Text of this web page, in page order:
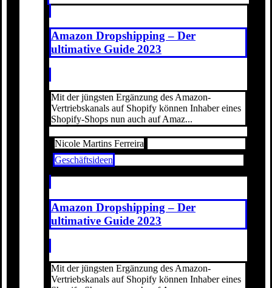
Amazon Dropshipping – Der
ultimative Guide 2023
Mit der jüngsten Ergänzung des Amazon-
Vertriebskanals auf Shopify können Inhaber eines
Shopify-Shops nun auch auf Amaz...
Nicole Martins Ferreira
Geschäftsideen
Amazon Dropshipping – Der
ultimative Guide 2023
Mit der jüngsten Ergänzung des Amazon-
Vertriebskanals auf Shopify können Inhaber eines